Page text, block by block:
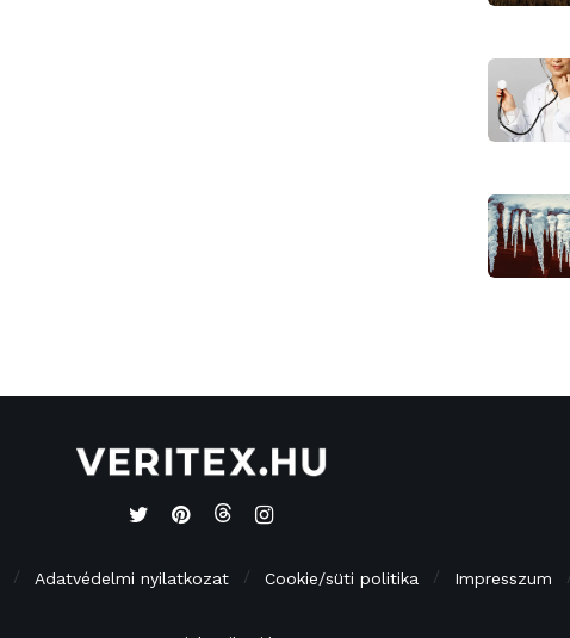
Adatvédelmi nyilatkozat Cookie/süti politika Impresszum